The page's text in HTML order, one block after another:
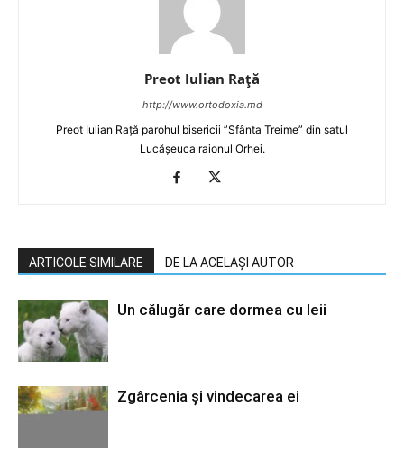
Preot Iulian Raţă
http://www.ortodoxia.md
Preot Iulian Rață parohul bisericii ”Sfânta Treime” din satul
Lucășeuca raionul Orhei.
ARTICOLE SIMILARE DE LA ACELAȘI AUTOR
Un călugăr care dormea cu leii
Zgârcenia şi vindecarea ei